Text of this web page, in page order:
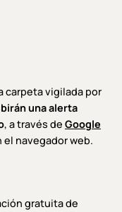
carpeta vigilada por
una alerta
, a través de Google
navegador web.
gratuita de